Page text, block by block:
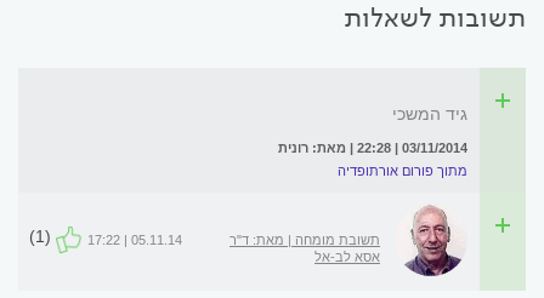
תשובות לשאלות
גיד המשכי
03/11/2014 | 22:28 | מאת: רונית
מתוך פורום אורתופדיה
תשובת מומחה | מאת: ד"ר
אסא לב-אל
05.11.14 | 17:22
(1)